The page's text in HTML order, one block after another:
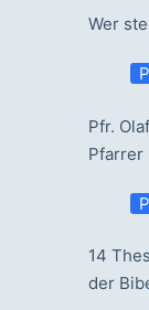
Wer
Pfr.
Pfarrer
14
der